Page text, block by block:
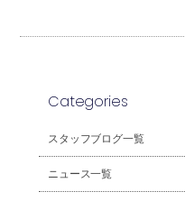
Categories
スタッフブログ一覧
ニュース一覧